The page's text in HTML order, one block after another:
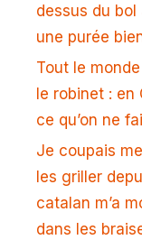
dessus du
une purée
Tout le
le robinet : en
ce qu’on ne
Je coupais
les griller
catalan m’a
dans les